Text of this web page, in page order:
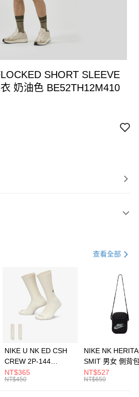
SHORT SLEEVE
奶油色 BE52TH12M410
21家銀行
第一商業銀行
彰化商業銀行
查看全部
NIKE U NK ED CSH
CREW 2P-144
EMBRDY 男女 短統襪
FZ3073133
NT$365
NT$450
NIKE NK
SMIT 男女 側背
BA5871010
NT$527
NT$650